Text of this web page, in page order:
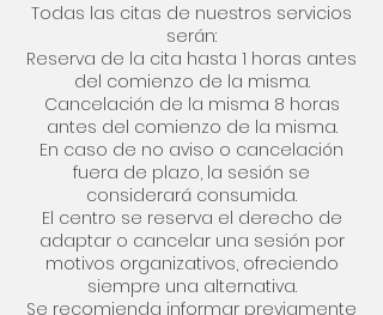
Todas las citas de nuestros servicios
serán:
Reserva de la cita hasta 1 horas antes
del comienzo de la misma.
Cancelación de la misma 8 horas
antes del comienzo de la misma.
En caso de no aviso o cancelación
fuera de plazo, la sesión se
considerará consumida.
El centro se reserva el derecho de
adaptar o cancelar una sesión por
motivos organizativos, ofreciendo
siempre una alternativa.
Se recomienda informar previamente